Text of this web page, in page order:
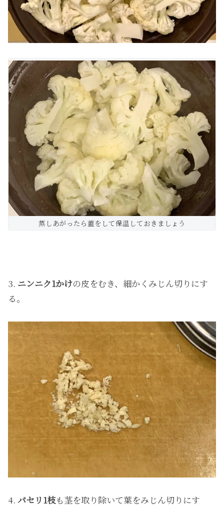
蒸しあがったら蓋をして保温しておきましょう
3. ニンニク1かけの皮をむき、細かくみじん切りにす
る。
4. パセリ1枝も茎を取り除いて葉をみじん切りにす